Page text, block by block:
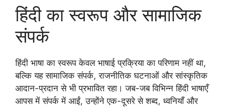
हिंदी का स्वरूप और सामाजिक
संपर्क
हिंदी भाषा का स्वरूप केवल भाषाई प्रक्रिया का परिणाम नहीं था,
बल्कि यह सामाजिक संपर्क, राजनीतिक घटनाओं और सांस्कृतिक
आदान-प्रदान से भी प्रभावित रहा। जब-जब विभिन्न हिंदी भाषाएँ
आपस में संपर्क में आईं, उन्होंने एक-दूसरे से शब्द, ध्वनियाँ और